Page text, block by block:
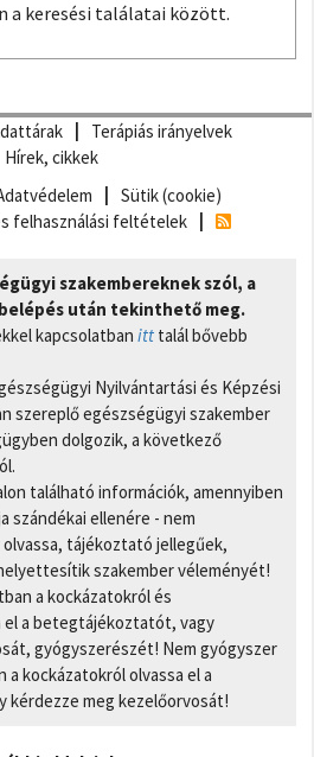
a keresési találatai között.
Terápiás irányelvek
Hírek, cikkek
Sütik (cookie)
felhasználási feltételek
szakembereknek szól, a
után tekinthető meg.
kapcsolatban itt talál bővebb
Nyilvántartási és Képzési
szereplő egészségügyi szakember
dolgozik, a következő
található információk, amennyiben
szándékai ellenére - nem
tájékoztató jellegűek,
szakember véleményét!
a kockázatokról és
el a betegtájékoztatót, vagy
gyógyszerészét! Nem gyógyszer
kockázatokról olvassa el a
kérdezze meg kezelőorvosát!